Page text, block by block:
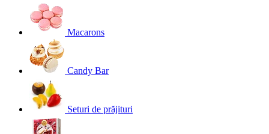
Macarons
Candy Bar
Seturi de prăjituri